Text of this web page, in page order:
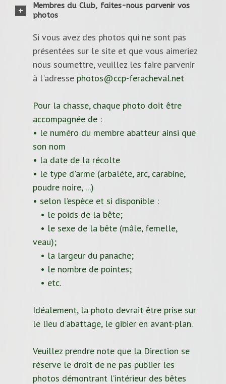
Membres du Club, faites-nous parvenir vos
photos
Si vous avez des photos qui ne sont pas
présentées sur le site et que vous aimeriez
nous soumettre, veuillez les faire parvenir
à l'adresse photos@ccp-feracheval.net
Pour la chasse, chaque photo doit être
accompagnée de :
• le numéro du membre abatteur ainsi que
son nom
• la date de la récolte
• le type d'arme (arbalète, arc, carabine,
poudre noire, ...)
• selon l’espèce et si disponible :
• le poids de la bête;
• le sexe de la bête (mâle, femelle,
veau);
• la largeur du panache;
• le nombre de pointes;
• etc.
Idéalement, la photo devrait être prise sur
le lieu d'abattage, le gibier en avant-plan.
Veuillez prendre note que la Direction se
réserve le droit de ne pas publier les
photos démontrant l’intérieur des bêtes